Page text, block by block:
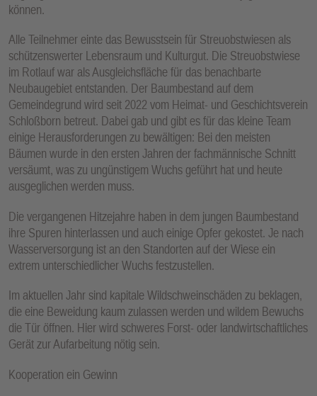
können.
Alle Teilnehmer einte das Bewusstsein für Streuobstwiesen als
schützenswerter Lebensraum und Kulturgut. Die Streuobstwiese
im Rotlauf war als Ausgleichsfläche für das benachbarte
Neubaugebiet entstanden. Der Baumbestand auf dem
Gemeindegrund wird seit 2022 vom Heimat- und Geschichtsverein
Schloßborn betreut. Dabei gab und gibt es für das kleine Team
einige Herausforderungen zu bewältigen: Bei den meisten
Bäumen wurde in den ersten Jahren der fachmännische Schnitt
versäumt, was zu ungünstigem Wuchs geführt hat und heute
ausgeglichen werden muss.
Die vergangenen Hitzejahre haben in dem jungen Baumbestand
ihre Spuren hinterlassen und auch einige Opfer gekostet. Je nach
Wasserversorgung ist an den Standorten auf der Wiese ein
extrem unterschiedlicher Wuchs festzustellen.
Im aktuellen Jahr sind kapitale Wildschweinschäden zu beklagen,
die eine Beweidung kaum zulassen werden und wildem Bewuchs
die Tür öffnen. Hier wird schweres Forst- oder landwirtschaftliches
Gerät zur Aufarbeitung nötig sein.
Kooperation ein Gewinn